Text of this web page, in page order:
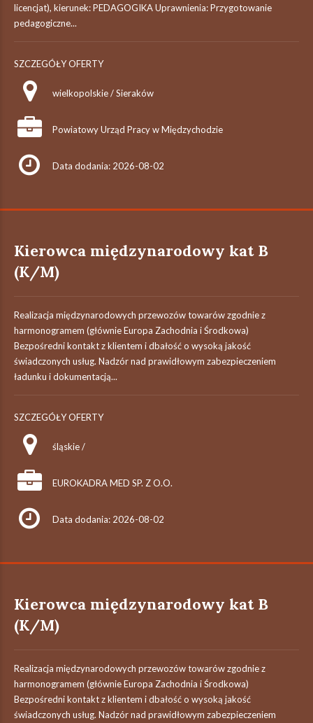
licencjat), kierunek: PEDAGOGIKA Uprawnienia: Przygotowanie
pedagogiczne...
SZCZEGÓŁY OFERTY
wielkopolskie / Sieraków
Powiatowy Urząd Pracy w Międzychodzie
Data dodania: 2026-08-02
Kierowca międzynarodowy kat B
(K/M)
Realizacja międzynarodowych przewozów towarów zgodnie z
harmonogramem (głównie Europa Zachodnia i Środkowa)
Bezpośredni kontakt z klientem i dbałość o wysoką jakość
świadczonych usług. Nadzór nad prawidłowym zabezpieczeniem
ładunku i dokumentacją...
SZCZEGÓŁY OFERTY
śląskie /
EUROKADRA MED SP. Z O.O.
Data dodania: 2026-08-02
Kierowca międzynarodowy kat B
(K/M)
Realizacja międzynarodowych przewozów towarów zgodnie z
harmonogramem (głównie Europa Zachodnia i Środkowa)
Bezpośredni kontakt z klientem i dbałość o wysoką jakość
świadczonych usług. Nadzór nad prawidłowym zabezpieczeniem